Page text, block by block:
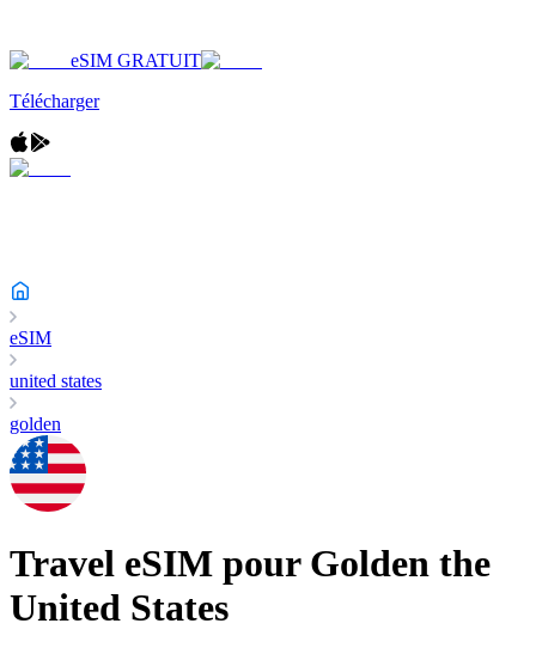
eSIM GRATUIT
Télécharger
eSIM
united states
golden
Travel eSIM pour Golden the
United States